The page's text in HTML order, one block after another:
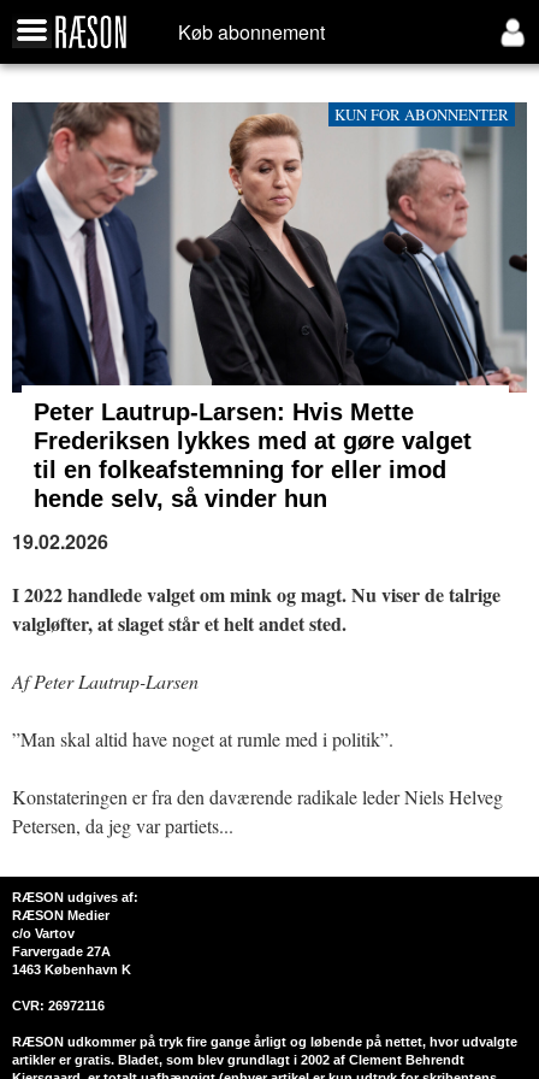
Køb abonnement
KUN FOR ABONNENTER
Peter Lautrup-Larsen: Hvis Mette
Frederiksen lykkes med at gøre valget
til en folkeafstemning for eller imod
hende selv, så vinder hun
19.02.2026
I 2022 handlede valget om mink og magt. Nu viser de talrige
valgløfter, at slaget står et helt andet sted.
Af Peter Lautrup-Larsen
”Man skal altid have noget at rumle med i politik”.
Konstateringen er fra den daværende radikale leder Niels Helveg
Petersen, da jeg var partiets...
RÆSON udgives af:
RÆSON Medier
c/o Vartov
Farvergade 27A
1463 København K
CVR: 26972116
RÆSON udkommer på tryk fire gange årligt og løbende på nettet, hvor udvalgte
artikler er gratis. Bladet, som blev grundlagt i 2002 af Clement Behrendt